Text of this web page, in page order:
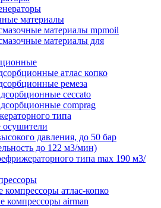
материалы
материалы mpmoil
материалы для
атлас копко
ремеза
ceccato
comprag
типа
давления, до 50 бар
до 122 м3/мин)
типа max 190 м3/
атлас-копко
компрессоры airman